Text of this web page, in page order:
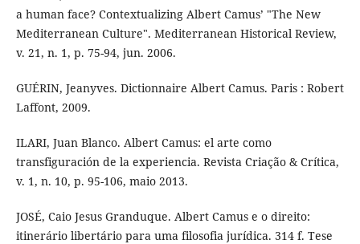
a human face? Contextualizing Albert Camus’ "The New
Mediterranean Culture". Mediterranean Historical Review,
v. 21, n. 1, p. 75-94, jun. 2006.
GUÉRIN, Jeanyves. Dictionnaire Albert Camus. Paris : Robert
Laffont, 2009.
ILARI, Juan Blanco. Albert Camus: el arte como
transfiguración de la experiencia. Revista Criação & Crítica,
v. 1, n. 10, p. 95-106, maio 2013.
JOSÉ, Caio Jesus Granduque. Albert Camus e o direito:
itinerário libertário para uma filosofia jurídica. 314 f. Tese